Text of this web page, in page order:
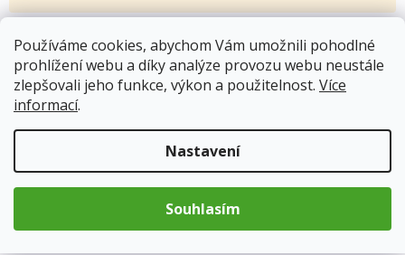
Používáme cookies, abychom Vám umožnili pohodlné
prohlížení webu a díky analýze provozu webu neustále
zlepšovali jeho funkce, výkon a použitelnost. Více
informací.
Nastavení
Souhlasím
Kód produktu:
4966
Kategorie:
Bylinné čaje
Hmotnost: 0.5 kg
YERBA MATE CBSE Naranja 500g